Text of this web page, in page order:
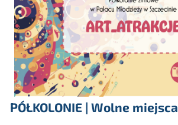
PÓŁKOLONIE | Wolne miejsca